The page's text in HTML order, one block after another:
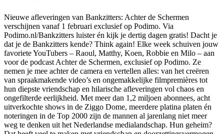
Nieuwe afleveringen van Bankzitters: Achter de Schermen
verschijnen vanaf 1 februari exclusief op Podimo. Via
Podimo.nl/Bankzitters luister én kijk je dertig dagen gratis! Dacht je
dat je de Bankzitters kende? Think again! Elke week schuiven jouw
favoriete YouTubers – Raoul, Matthy, Koen, Robbie en Milo – aan
voor de podcast Achter de Schermen, exclusief op Podimo. Ze
nemen je mee achter de camera en vertellen alles: van het creëren
van spraakmakende video’s en ongemakkelijke filmpremières tot
hun diepste vriendschap en hilarische afleveringen vol chaos en
ongefilterde eerlijkheid. Met meer dan 1,2 miljoen abonnees, acht
uitverkochte shows in de Ziggo Dome, meerdere platina platen én
noteringen in de Top 2000 zijn de mannen al jarenlang niet meer
weg te denken uit het Nederlandse medialandschap. Hun geheim?